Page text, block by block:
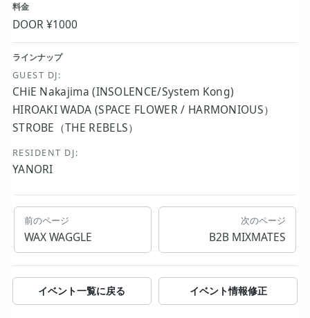
料金
DOOR ¥1000
ラインナップ
GUEST DJ:
CHiE Nakajima (INSOLENCE/System Kong)
HIROAKI WADA (SPACE FLOWER / HARMONIOUS）
STROBE（THE REBELS）
RESIDENT DJ:
YANORI
前のページ
WAX WAGGLE
次のページ
B2B MIXMATES
イベント一覧に戻る イベント情報修正